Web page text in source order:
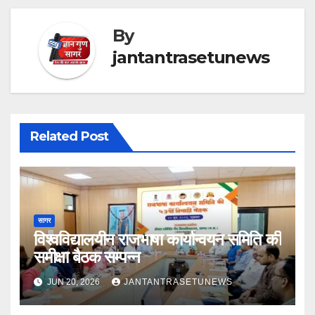
By
jantantrasetunews
Related Post
सागर
विश्वविद्यालयीन राजभाषा कार्यान्वयन समिति की
समीक्षा बैठक सम्पन्न
JUN 20, 2026 JANTANTRASETUNEWS